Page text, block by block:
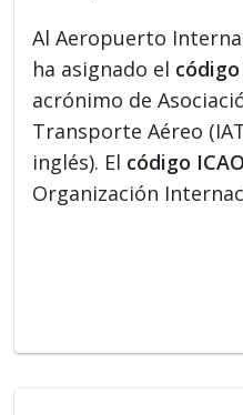
Al Aeropuerto
ha asignado el
acrónimo de
Transporte Aéreo
inglés). El código
Organización